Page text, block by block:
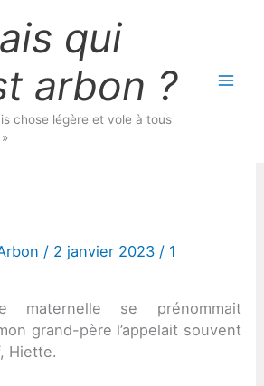
qui
arbon ?
chose légère et vole à tous
/ 2 janvier 2023 / 1
maternelle se prénommait
grand-père l’appelait souvent
Hiette.